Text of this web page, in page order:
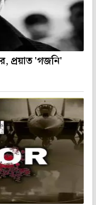
প্রয়াত 'গজনি'